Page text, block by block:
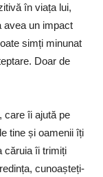
în viața lui,
avea un impact
simți minunat
Doar de
care îi ajută pe
tine și oamenii îți
căruia îi trimiți
cunoașteți-